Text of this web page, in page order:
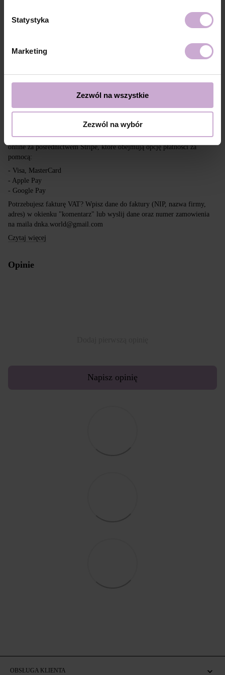
Statystyka
Marketing
Zezwól na wszystkie
Zezwól na wybór
Darmowa dostawa przy zakupach powyżej 650 zł.
Chcemy, aby zakupy były szybkie i łatwe, dlatego akceptujemy płatności
online za pośrednictwem Stripe, które obejmują opcję płatności za
pomocą:
- Visa, MasterCard
- Apple Pay
- Google Pay
Potrzebujesz fakturę VAT? Wpisz dane do faktury (NIP, nazwa firmy,
adres) w okienku "komentarz" lub wyslij dane oraz numer zamowienia
na maila dnka.world@gmail.com
Czytaj więcej
Opinie
Napisz opinię
OBSŁUGA KLIENTA